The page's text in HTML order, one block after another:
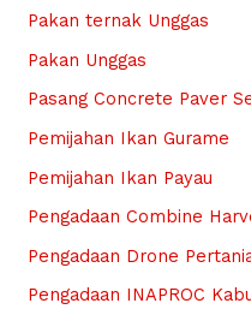
Pakan ternak Unggas
Pakan Unggas
Pasang Concrete Paver
Pemijahan Ikan Gurame
Pemijahan Ikan Payau
Pengadaan Combine
Pengadaan Drone
Pengadaan INAPROC